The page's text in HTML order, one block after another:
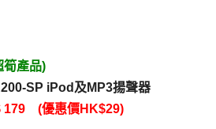
筍產品)
SP iPod及MP3揚聲器
179 (優惠價HK$29)